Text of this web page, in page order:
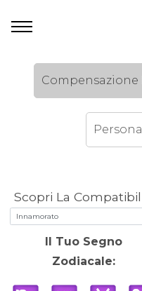
Compensazione
Scopri La
Il Tuo Segno
Zodiacale: